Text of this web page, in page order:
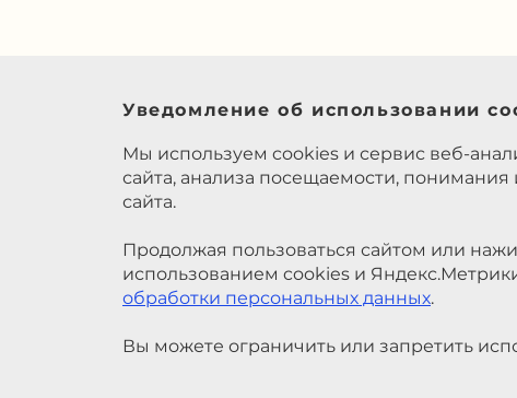
Уведомление об использовании
Мы используем cookies и сервис веб-
сайта, анализа посещаемости,
сайта.
Продолжая пользоваться сайтом или
использованием cookies и
обработки персональных данных.
Вы можете ограничить или запретить